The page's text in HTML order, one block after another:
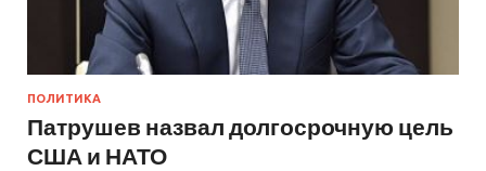
ПОЛИТИКА
Патрушев назвал долгосрочную цель
США и НАТО